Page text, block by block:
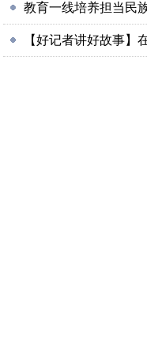
教育一线培养担当民
【好记者讲好故事】